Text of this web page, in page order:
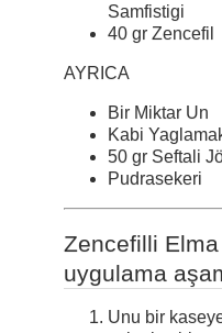
Samfistigi
40 gr Zencefil
AYRICA
Bir Miktar Un
Kabi
50 gr Seftali
Pudrasekeri
Zencefilli Elma
uygulama
Unu bir